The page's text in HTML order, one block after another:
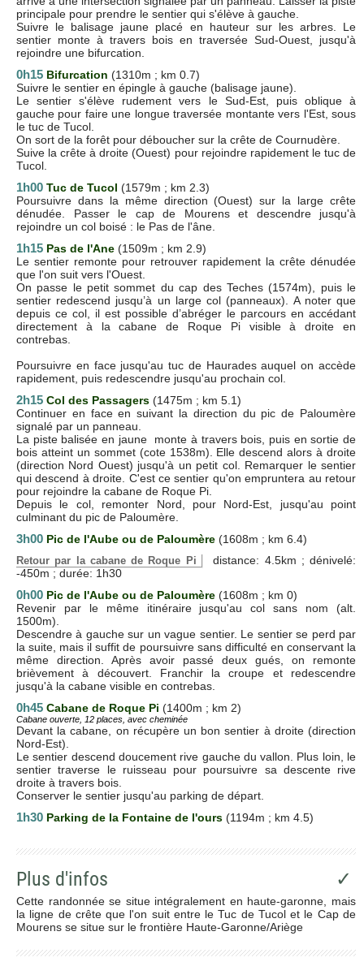
principale pour prendre le sentier qui s'élève à gauche.
Suivre le balisage jaune placé en hauteur sur les arbres. Le
sentier monte à travers bois en traversée Sud-Ouest, jusqu'à
rejoindre une bifurcation.
0h15 Bifurcation (1310m ; km 0.7)
Suivre le sentier en épingle à gauche (balisage jaune).
Le sentier s'élève rudement vers le Sud-Est, puis oblique à
gauche pour faire une longue traversée montante vers l'Est, sous
le tuc de Tucol.
On sort de la forêt pour déboucher sur la crête de Cournudère.
Suive la crête à droite (Ouest) pour rejoindre rapidement le tuc de
Tucol.
1h00 Tuc de Tucol (1579m ; km 2.3)
Poursuivre dans la même direction (Ouest) sur la large crête
dénudée. Passer le cap de Mourens et descendre jusqu'à
rejoindre un col boisé : le Pas de l'âne.
1h15 Pas de l'Ane (1509m ; km 2.9)
Le sentier remonte pour retrouver rapidement la crête dénudée
que l'on suit vers l'Ouest.
On passe le petit sommet du cap des Teches (1574m), puis le
sentier redescend jusqu’à un large col (panneaux). A noter que
depuis ce col, il est possible d’abréger le parcours en accédant
directement à la cabane de Roque Pi visible à droite en
contrebas.
Poursuivre en face jusqu'au tuc de Haurades auquel on accède
rapidement, puis redescendre jusqu'au prochain col.
2h15 Col des Passagers (1475m ; km 5.1)
Continuer en face en suivant la direction du pic de Paloumère
signalé par un panneau.
La piste balisée en jaune monte à travers bois, puis en sortie de
bois atteint un sommet (cote 1538m). Elle descend alors à droite
(direction Nord Ouest) jusqu'à un petit col. Remarquer le sentier
qui descend à droite. C'est ce sentier qu'on empruntera au retour
pour rejoindre la cabane de Roque Pi.
Depuis le col, remonter Nord, pour Nord-Est, jusqu'au point
culminant du pic de Paloumère.
3h00 Pic de l'Aube ou de Paloumère (1608m ; km 6.4)
Retour par la cabane de Roque Pi
distance: 4.5km ; dénivelé:
-450m ; durée: 1h30
0h00 Pic de l'Aube ou de Paloumère (1608m ; km 0)
Revenir par le même itinéraire jusqu'au col sans nom (alt.
1500m).
Descendre à gauche sur un vague sentier. Le sentier se perd par
la suite, mais il suffit de poursuivre sans difficulté en conservant la
même direction. Après avoir passé deux gués, on remonte
brièvement à découvert. Franchir la croupe et redescendre
jusqu'à la cabane visible en contrebas.
0h45 Cabane de Roque Pi (1400m ; km 2)
Cabane ouverte, 12 places, avec cheminée
Devant la cabane, on récupère un bon sentier à droite (direction
Nord-Est).
Le sentier descend doucement rive gauche du vallon. Plus loin, le
sentier traverse le ruisseau pour poursuivre sa descente rive
droite à travers bois.
Conserver le sentier jusqu'au parking de départ.
1h30 Parking de la Fontaine de l'ours (1194m ; km 4.5)
Plus d'infos ✓
Cette randonnée se situe intégralement en haute-garonne, mais
la ligne de crête que l'on suit entre le Tuc de Tucol et le Cap de
Mourens se situe sur le frontière Haute-Garonne/Ariège